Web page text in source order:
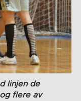
linjen de
flere av